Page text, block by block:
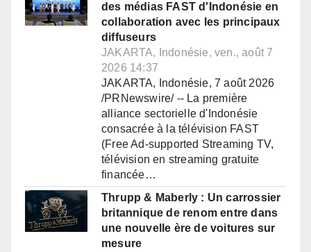
des médias FAST d'Indonésie en
collaboration avec les principaux
diffuseurs
JAKARTA, Indonésie, ven., août 7
2026 14:37
JAKARTA, Indonésie, 7 août 2026
/PRNewswire/ -- La première
alliance sectorielle d'Indonésie
consacrée à la télévision FAST
(Free Ad-supported Streaming TV,
télévision en streaming gratuite
financée…
Thrupp & Maberly : Un carrossier
britannique de renom entre dans
une nouvelle ère de voitures sur
mesure